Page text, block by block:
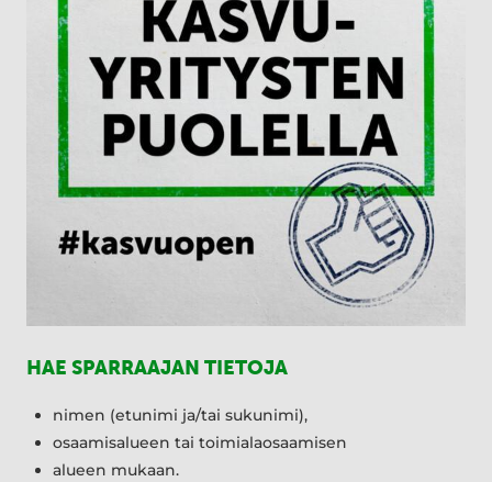
HAE SPARRAAJAN TIETOJA
nimen (etunimi ja/tai sukunimi),
osaamisalueen tai toimialaosaamisen
alueen mukaan.